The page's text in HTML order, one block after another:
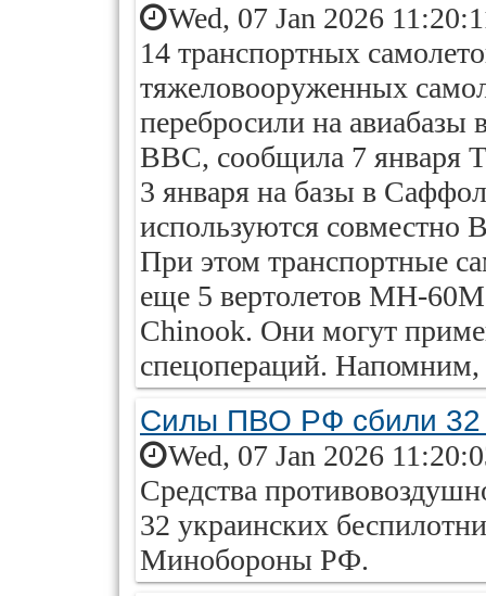
Wed, 07 Jan 2026
14 транспортных
тяжеловооруженных
перебросили на авиабазы
ВВС, сообщила 7 января
3 января на базы в
используются
При этом транспортные
еще 5 вертолетов MH-
Chinook. Они могут
спецопераций.
Силы ПВО РФ сбили 32
Wed, 07 Jan 2026
Средства
32 украинских
Минобороны РФ.